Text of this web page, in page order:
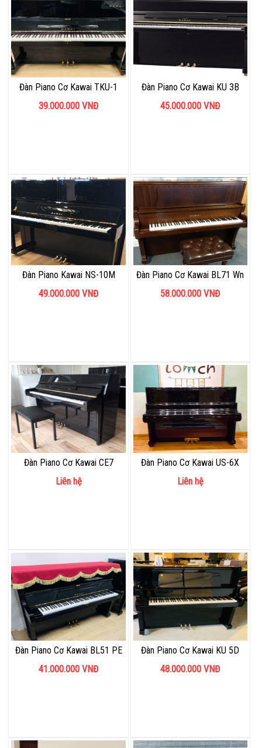
Đàn Piano Cơ Kawai TKU-1
39.000.000 VNĐ
Đàn Piano Cơ Kawai KU 3B
45.000.000 VNĐ
Đàn Piano Kawai NS-10M
49.000.000 VNĐ
Đàn Piano Cơ Kawai BL71 Wn
58.000.000 VNĐ
Đàn Piano Cơ Kawai CE7
Liên hệ
Đàn Piano Cơ Kawai US-6X
Liên hệ
Đàn Piano Cơ Kawai BL51 PE
41.000.000 VNĐ
Đàn Piano Cơ Kawai KU 5D
48.000.000 VNĐ